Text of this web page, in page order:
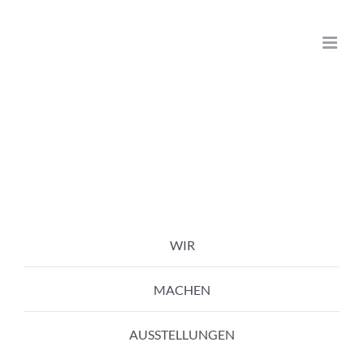
WIR
MACHEN
AUSSTELLUNGEN